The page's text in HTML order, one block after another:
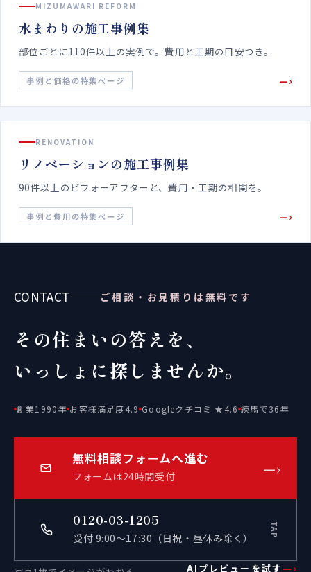
MIZUMAWARI REFORM
水まわりの施工事例集
部位ごとに110件以上の実例で。費用と工期の目安つき。
事例と価格の特集ページ —›
RENOVATION
リノベーションの施工事例集
90件以上のビフォーアフターと、費用・工期の相関を。
事例と費用の特集ページ —›
CONTACT ご相談・お見積りは無料です
その住まいの答えを、
いっしょに探しませんか。
創業1990年 お客様満足度4.9 Googleクチコミ ★4.6 練馬で36年
無料相談フォームへ進む
フォームは24時間受付 —›
0120-03-1205
受付 9:00〜17:30（日祝・昼休み除く） TAP
AIプレビューを試す —›